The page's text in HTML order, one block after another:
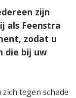
zijn
als Feenstra
zodat u
die bij uw
tegen schade